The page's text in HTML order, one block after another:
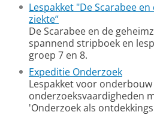
Lespakket "De Scarabee
ziekte”
De Scarabee en de
spannend stripboek en
groep 7 en 8.
Expeditie Onderzoek
Lespakket voor
onderzoeksvaardigheden
'Onderzoek als